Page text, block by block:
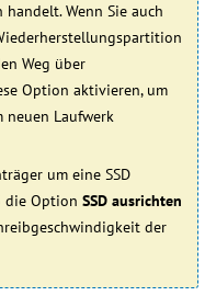
Wenn Sie auch
Weg über
Option aktivieren, um
neuen Laufwerk
um eine SSD
die Option SSD ausrichten
der